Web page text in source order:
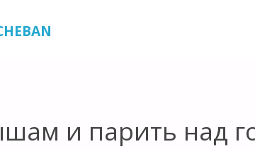
и парить над